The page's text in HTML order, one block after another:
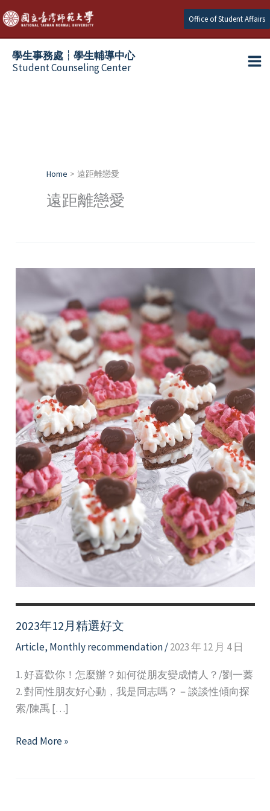
Skip
to
content
Office of Student Affairs
學生事務處┆學生輔導中心
Student Counseling Center
Home 遠距離戀愛
遠距離戀愛
2023年12月精選好文
Article, Monthly recommendation/2023 年 12 月 4 日
1. 好喜歡你！怎麼辦？如何從朋友變成情人？/劉一蓁
2. 對同性朋友好心動，我是同志嗎？－談談性傾向探
索/陳禹 […]
2023
Read More »